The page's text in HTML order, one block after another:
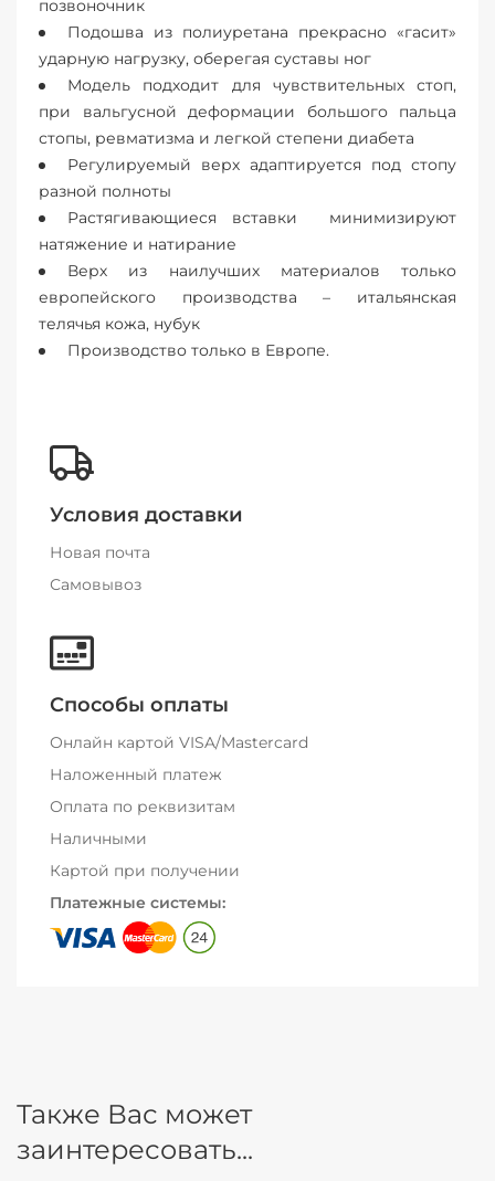
позвоночник
Подошва из полиуретана прекрасно «гасит»
ударную нагрузку, оберегая суставы ног
Модель подходит для чувствительных стоп,
при вальгусной деформации большого пальца
стопы, ревматизма и легкой степени диабета
Регулируемый верх адаптируется под стопу
разной полноты
Растягивающиеся вставки минимизируют
натяжение и натирание
Верх из наилучших материалов только
европейского производства – итальянская
телячья кожа, нубук
Производство только в Европе.
Условия доставки
Новая почта
Самовывоз
Способы оплаты
Онлайн картой VISA/Mastercard
Наложенный платеж
Оплата по реквизитам
Наличными
Картой при получении
Платежные системы:
Также Вас может
заинтересовать...